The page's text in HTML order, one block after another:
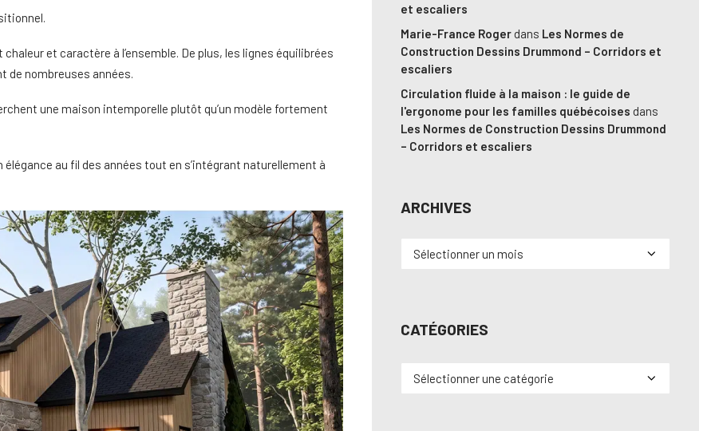
et caractère à l’ensemble. De plus, les lignes équilibrées
de nombreuses années.
une maison intemporelle plutôt qu’un modèle fortement
au fil des années tout en s’intégrant naturellement à
et escaliers
Marie-France Roger dans Les Normes de
Construction Dessins Drummond – Corridors et
escaliers
Circulation fluide à la maison : le guide de
l'ergonome pour les familles québécoises dans
Les Normes de Construction Dessins Drummond
– Corridors et escaliers
ARCHIVES
Archives
CATÉGORIES
Catégories